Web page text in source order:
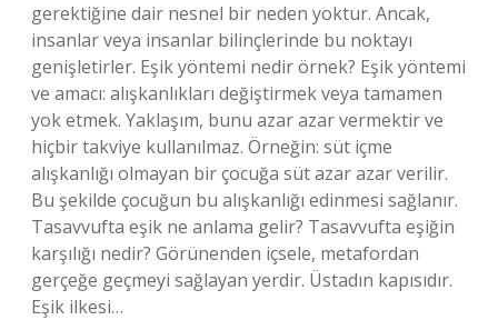
gerektiğine dair nesnel bir neden yoktur. Ancak,
insanlar veya insanlar bilinçlerinde bu noktayı
genişletirler. Eşik yöntemi nedir örnek? Eşik yöntemi
ve amacı: alışkanlıkları değiştirmek veya tamamen
yok etmek. Yaklaşım, bunu azar azar vermektir ve
hiçbir takviye kullanılmaz. Örneğin: süt içme
alışkanlığı olmayan bir çocuğa süt azar azar verilir.
Bu şekilde çocuğun bu alışkanlığı edinmesi sağlanır.
Tasavvufta eşik ne anlama gelir? Tasavvufta eşiğin
karşılığı nedir? Görünenden içsele, metafordan
gerçeğe geçmeyi sağlayan yerdir. Üstadın kapısıdır.
Eşik ilkesi…